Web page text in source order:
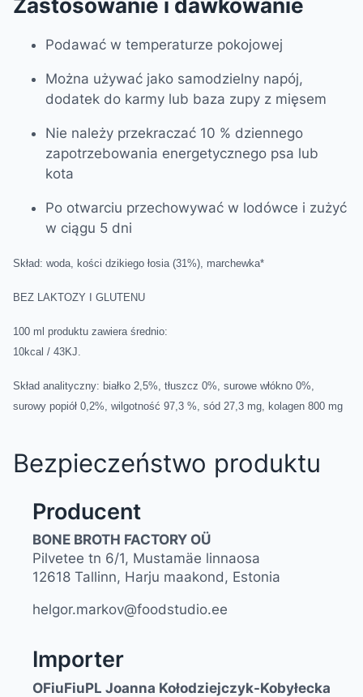
Zastosowanie i dawkowanie
Podawać w temperaturze pokojowej
Można używać jako samodzielny napój,
dodatek do karmy lub baza zupy z mięsem
Nie należy przekraczać 10 % dziennego
zapotrzebowania energetycznego psa lub
kota
Po otwarciu przechowywać w lodówce i zużyć
w ciągu 5 dni
Skład: woda, kości dzikiego łosia (31%), marchewka*
BEZ LAKTOZY I GLUTENU
100 ml produktu zawiera średnio:
10kcal / 43KJ.
Skład analityczny: białko 2,5%, tłuszcz 0%, surowe włókno 0%,
surowy popiół 0,2%, wilgotność 97,3 %, sód 27,3 mg, kolagen 800 mg
Bezpieczeństwo produktu
Producent
BONE BROTH FACTORY OÜ
Pilvetee tn 6/1, Mustamäe linnaosa
12618 Tallinn, Harju maakond, Estonia
helgor.markov@foodstudio.ee
Importer
OFiuFiuPL Joanna Kołodziejczyk-Kobyłecka